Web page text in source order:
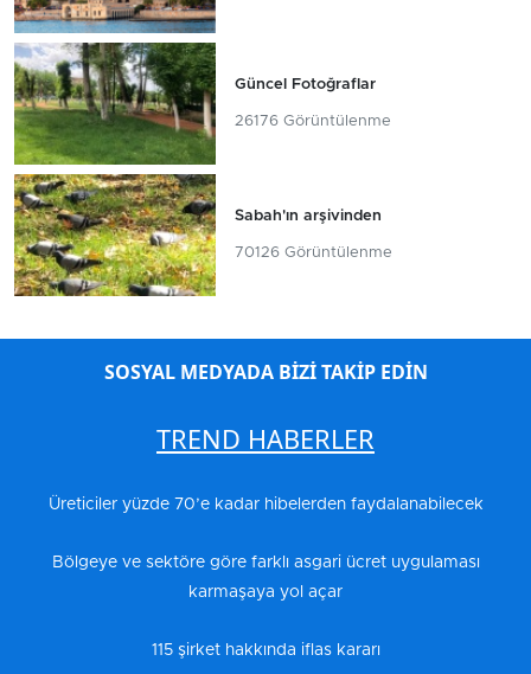
Güncel Fotoğraflar
26176 Görüntülenme
Sabah'ın arşivinden
70126 Görüntülenme
SOSYAL MEDYADA BİZİ TAKİP EDİN
TREND HABERLER
Üreticiler yüzde 70’e kadar hibelerden faydalanabilecek
Bölgeye ve sektöre göre farklı asgari ücret uygulaması
karmaşaya yol açar
115 şirket hakkında iflas kararı